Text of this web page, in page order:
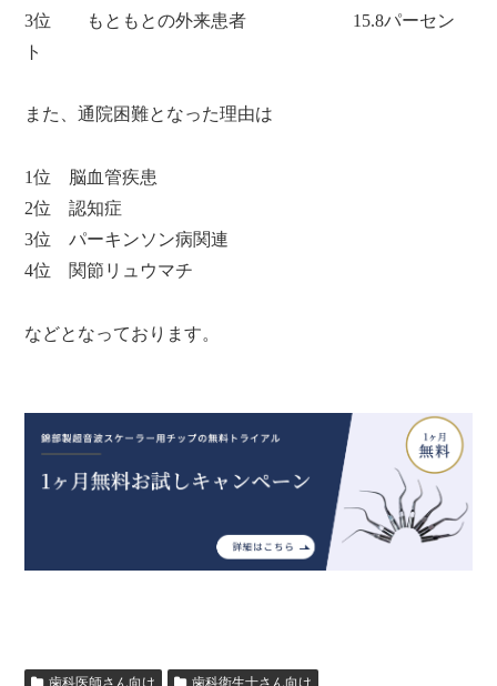
3位 もともとの外来患者 15.8パーセン
ト
また、通院困難となった理由は
1位 脳血管疾患
2位 認知症
3位 パーキンソン病関連
4位 関節リュウマチ
などとなっております。
歯科医師さん向け 歯科衛生士さん向け